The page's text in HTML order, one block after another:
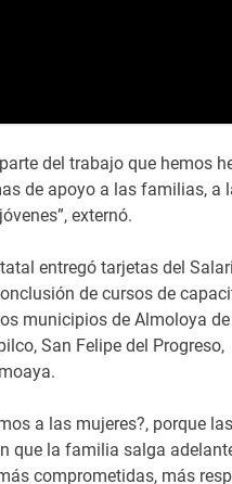
del trabajo que hemos
de apoyo a las familias, a
externó.
entregó tarjetas del
de cursos de
municipios de Almoloya
San Felipe del Progreso,
a las mujeres?, porque
que la familia salga
comprometidas, más